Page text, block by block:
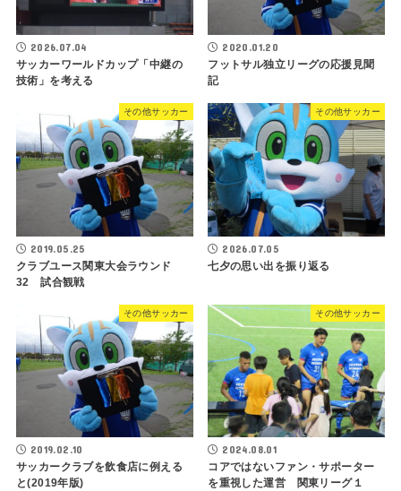
2026.07.04
サッカーワールドカップ「中継の
技術」を考える
2020.01.20
フットサル独立リーグの応援見聞
記
その他サッカー
2019.05.25
クラブユース関東大会ラウンド
32 試合観戦
その他サッカー
2026.07.05
七夕の思い出を振り返る
その他サッカー
2019.02.10
サッカークラブを飲食店に例える
と(2019年版)
その他サッカー
2024.08.01
コアではないファン・サポーター
を重視した運営 関東リーグ１